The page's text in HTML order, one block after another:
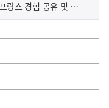
저출생 고령화 대응 및 연금제도 관련 프랑스 경험 공유 및 정책방향 논의